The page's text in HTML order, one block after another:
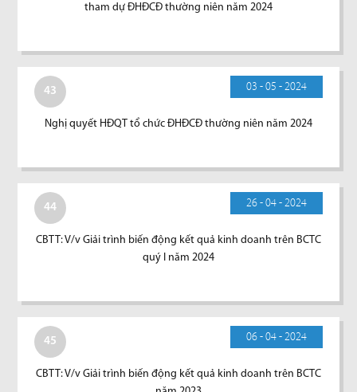
tham dự ĐHĐCĐ thường niên năm 2024
43 03 - 05 - 2024
Nghị quyết HĐQT tổ chức ĐHĐCĐ thường niên năm 2024
44 26 - 04 - 2024
CBTT: V/v Giải trình biến động kết quả kinh doanh trên BCTC
quý I năm 2024
45 06 - 04 - 2024
CBTT: V/v Giải trình biến động kết quả kinh doanh trên BCTC